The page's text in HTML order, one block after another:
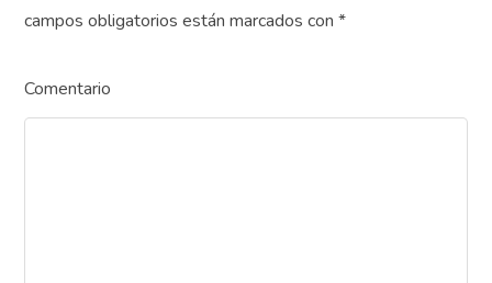
campos obligatorios están marcados con*
Comentario